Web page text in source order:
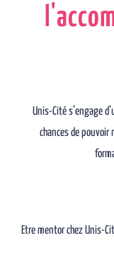
Unis-Cité s’engage
chances de
Etre mentor chez Unis-